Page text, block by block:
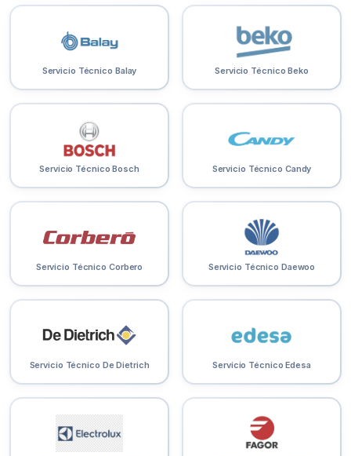
Servicio Técnico Balay Servicio Técnico Beko
Servicio Técnico Bosch Servicio Técnico Candy
Servicio Técnico Corbero Servicio Técnico Daewoo
Servicio Técnico De Dietrich Servicio Técnico Edesa